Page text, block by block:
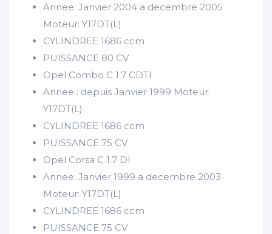
Annee: Janvier 2004 a decembre 2005
Moteur: Y17DT(L)
CYLINDREE 1686 ccm
PUISSANCE 80 CV
Opel Combo C 1.7 CDTI
Annee : depuis Janvier 1999 Moteur:
Y17DT(L)
CYLINDREE 1686 ccm
PUISSANCE 75 CV
Opel Corsa C 1.7 DI
Annee: Janvier 1999 a decembre 2003
Moteur: Y17DT(L)
CYLINDREE 1686 ccm
PUISSANCE 75 CV